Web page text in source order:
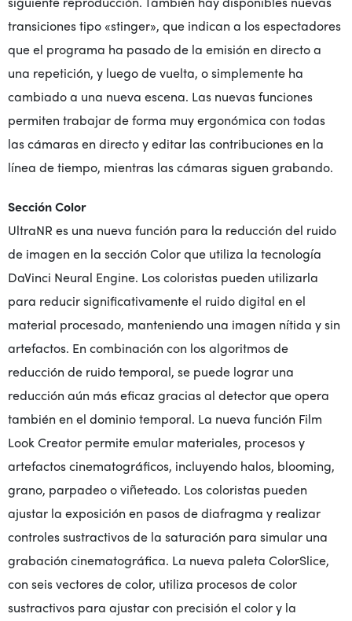
transiciones tipo «stinger», que indican a los espectadores
que el programa ha pasado de la emisión en directo a
una repetición, y luego de vuelta, o simplemente ha
cambiado a una nueva escena. Las nuevas funciones
permiten trabajar de forma muy ergonómica con todas
las cámaras en directo y editar las contribuciones en la
línea de tiempo, mientras las cámaras siguen grabando.
Sección Color
UltraNR es una nueva función para la reducción del ruido
de imagen en la sección Color que utiliza la tecnología
DaVinci Neural Engine. Los coloristas pueden utilizarla
para reducir significativamente el ruido digital en el
material procesado, manteniendo una imagen nítida y sin
artefactos. En combinación con los algoritmos de
reducción de ruido temporal, se puede lograr una
reducción aún más eficaz gracias al detector que opera
también en el dominio temporal. La nueva función Film
Look Creator permite emular materiales, procesos y
artefactos cinematográficos, incluyendo halos, blooming,
grano, parpadeo o viñeteado. Los coloristas pueden
ajustar la exposición en pasos de diafragma y realizar
controles sustractivos de la saturación para simular una
grabación cinematográfica. La nueva paleta ColorSlice,
con seis vectores de color, utiliza procesos de color
sustractivos para ajustar con precisión el color y la